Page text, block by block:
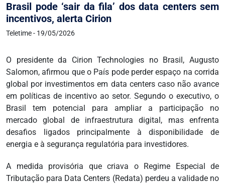
Brasil pode ‘sair da fila’ dos data centers sem
incentivos, alerta Cirion
Teletime - 19/05/2026
O presidente da Cirion Technologies no Brasil, Augusto
Salomon, afirmou que o País pode perder espaço na corrida
global por investimentos em data centers caso não avance
em políticas de incentivo ao setor. Segundo o executivo, o
Brasil tem potencial para ampliar a participação no
mercado global de infraestrutura digital, mas enfrenta
desafios ligados principalmente à disponibilidade de
energia e à segurança regulatória para investidores.
A medida provisória que criava o Regime Especial de
Tributação para Data Centers (Redata) perdeu a validade no